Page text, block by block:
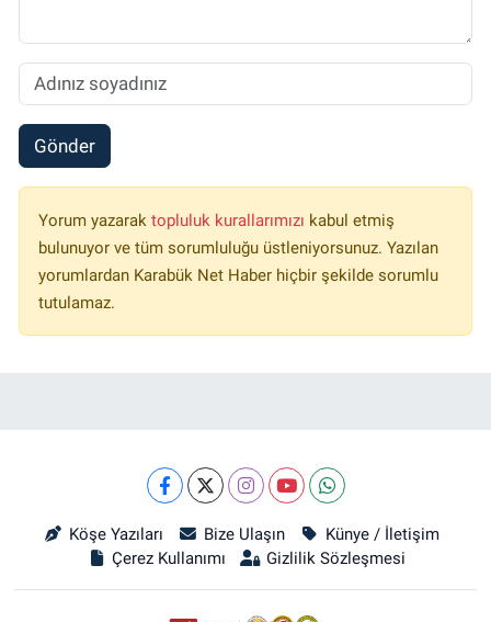
Gönder
Yorum yazarak topluluk kurallarımızı kabul etmiş
bulunuyor ve tüm sorumluluğu üstleniyorsunuz. Yazılan
yorumlardan Karabük Net Haber hiçbir şekilde sorumlu
tutulamaz.
Köşe Yazıları Bize Ulaşın
Künye / İletişim
Çerez Kullanımı
Gizlilik Sözleşmesi